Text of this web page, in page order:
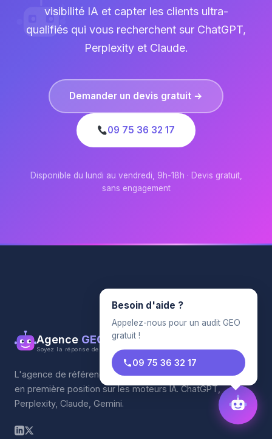
visibilité IA et capter les clients ultra-
qualifiés qui vous recherchent sur ChatGPT,
Perplexity et Claude.
Demander un devis gratuit →
09 75 36 32 17
Disponible du lundi au vendredi, 9h-18h · Devis gratuit,
sans engagement
Agence GEO
Soyez la réponse de l'IA
L'agence de référencement qui propulse votre entreprise
en première position sur les moteurs IA. ChatGPT,
Perplexity, Claude, Gemini.
Besoin d'aide ?
Appelez-nous pour un audit GEO
gratuit !
09 75 36 32 17